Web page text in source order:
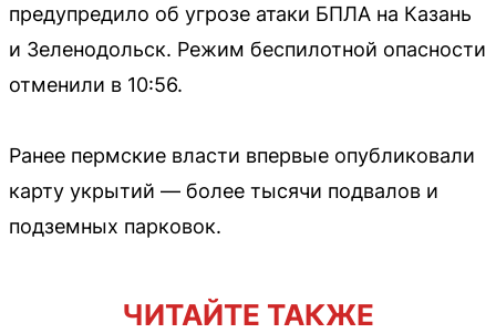
предупредило об угрозе атаки БПЛА на Казань
и Зеленодольск. Режим беспилотной опасности
отменили в 10:56.
Ранее пермские власти впервые опубликовали
карту укрытий — более тысячи подвалов и
подземных парковок.
ЧИТАЙТЕ ТАКЖЕ